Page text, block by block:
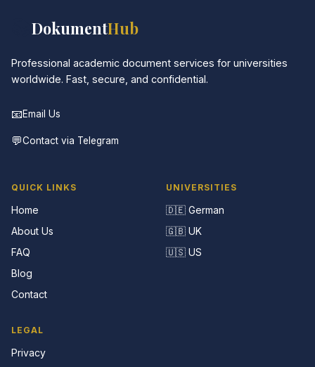
DokumentHub
Professional academic document services for universities
worldwide. Fast, secure, and confidential.
📧Email Us
💬Contact via Telegram
QUICK LINKS
Home
About Us
FAQ
Blog
Contact
UNIVERSITIES
🇩🇪 German
🇬🇧 UK
🇺🇸 US
LEGAL
Privacy